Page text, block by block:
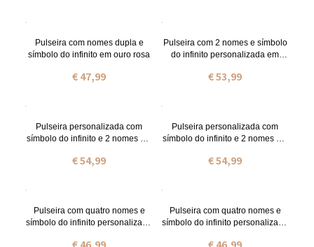
Pulseira com nomes dupla e
símbolo do infinito em ouro rosa
€ 47,99
Pulseira com 2 nomes e símbolo
do infinito personalizada em
€ 53,99
Pulseira personalizada com
símbolo do infinito e 2 nomes em
€ 54,99
Pulseira personalizada com
símbolo do infinito e 2 nomes em
€ 54,99
Pulseira com quatro nomes e
símbolo do infinito personalizada
€ 46,99
Pulseira com quatro nomes e
símbolo do infinito personalizada
€ 46,99